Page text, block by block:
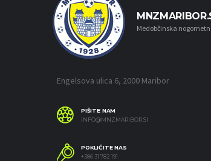
Medobčinska
Engelsova ulica 6, 2000 Maribor
PIŠITE NAM
INFO@MNZMARIBOR.SI
POKLIČITE NAS
+386 31 782 191